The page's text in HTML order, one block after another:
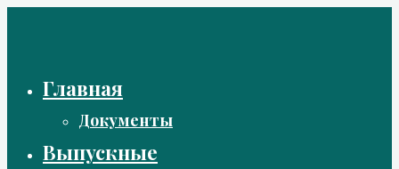
Главная
Документы
Выпускные